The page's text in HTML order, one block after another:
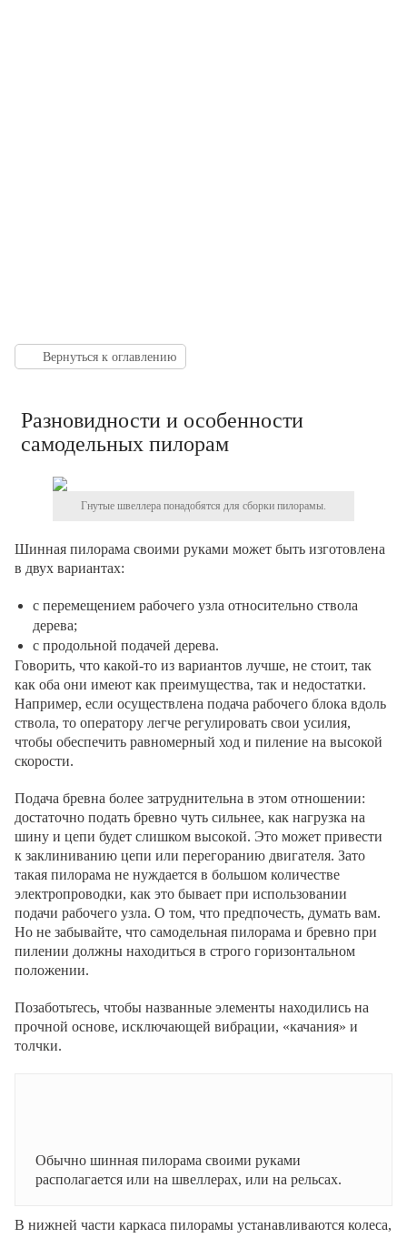
Вернуться к оглавлению
Разновидности и особенности
самодельных пилорам
Гнутые швеллера понадобятся для сборки пилорамы.
Шинная пилорама своими руками может быть изготовлена
в двух вариантах:
с перемещением рабочего узла относительно ствола
дерева;
с продольной подачей дерева.
Говорить, что какой-то из вариантов лучше, не стоит, так
как оба они имеют как преимущества, так и недостатки.
Например, если осуществлена подача рабочего блока вдоль
ствола, то оператору легче регулировать свои усилия,
чтобы обеспечить равномерный ход и пиление на высокой
скорости.
Подача бревна более затруднительна в этом отношении:
достаточно подать бревно чуть сильнее, как нагрузка на
шину и цепи будет слишком высокой. Это может привести
к заклиниванию цепи или перегоранию двигателя. Зато
такая пилорама не нуждается в большом количестве
электропроводки, как это бывает при использовании
подачи рабочего узла. О том, что предпочесть, думать вам.
Но не забывайте, что самодельная пилорама и бревно при
пилении должны находиться в строго горизонтальном
положении.
Позаботьтесь, чтобы названные элементы находились на
прочной основе, исключающей вибрации, «качания» и
толчки.
Обычно шинная пилорама своими руками
располагается или на швеллерах, или на рельсах.
В нижней части каркаса пилорамы устанавливаются колеса,